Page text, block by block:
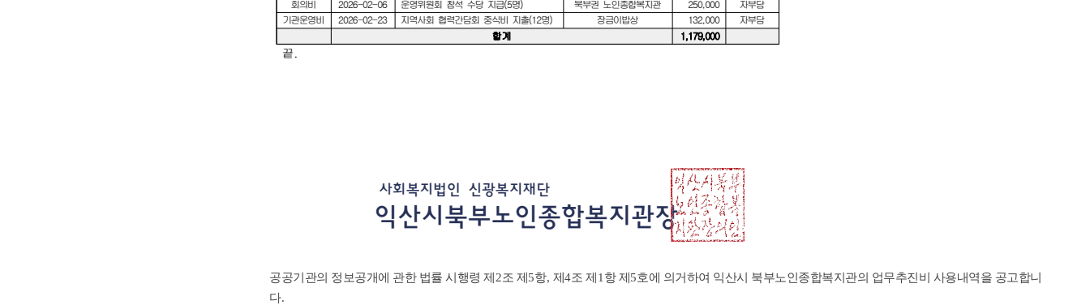
공공기관의 정보공개에 관한 법률 시행령 제 2조 제 5항, 제 4조 제 1 항 제 5호에 의거하여 익산시 북부노인종합복지관의 업무추진비 사용내역을 공고합니
다.